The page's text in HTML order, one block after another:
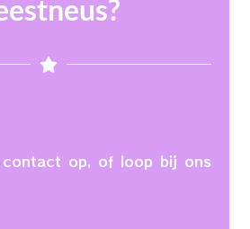
contact op, of loop bij ons